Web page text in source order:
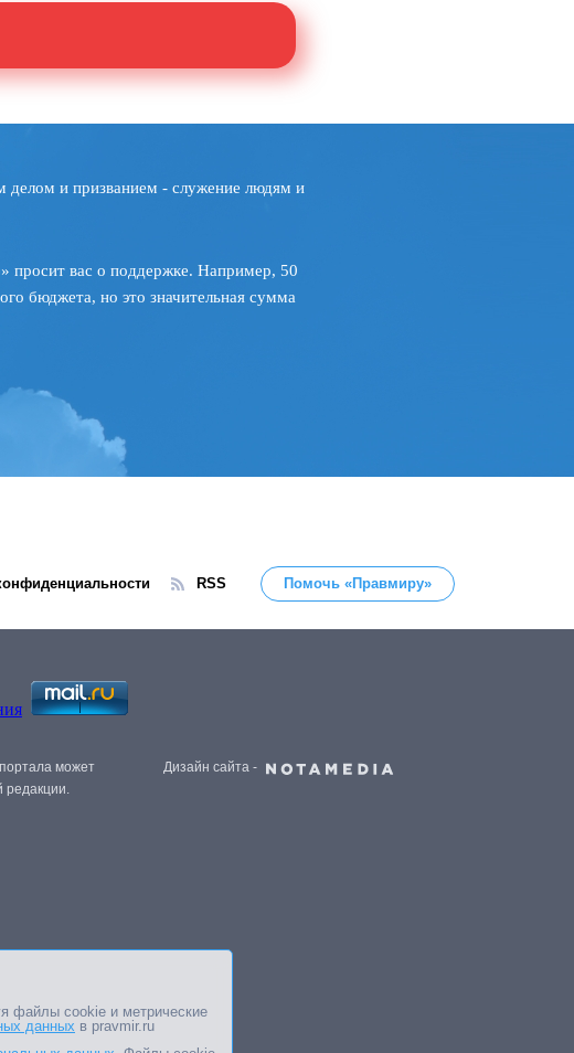
и призванием - служение людям и
просит вас о поддержке. Например, 50
бюджета, но это значительная сумма
RSS Помочь «Правмиру»
может
редакции.
Дизайн сайта -
файлы cookie и метрические
данных в pravmir.ru